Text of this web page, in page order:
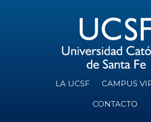
LA UCSF CAMPUS
CONTACTO